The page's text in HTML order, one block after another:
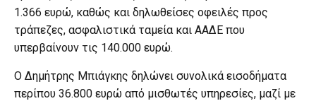
1.366 ευρώ, καθώς και δηλωθείσες οφειλές προς
τράπεζες, ασφαλιστικά ταμεία και ΑΑΔΕ που
υπερβαίνουν τις 140.000 ευρώ.
Ο Δημήτρης Μπιάγκης δηλώνει συνολικά εισοδήματα
περίπου 36.800 ευρώ από μισθωτές υπηρεσίες, μαζί με